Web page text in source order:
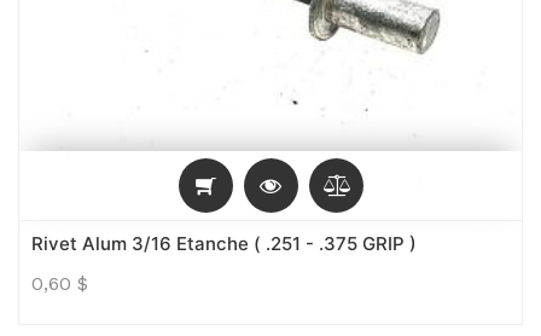
Rivet Alum 3/16 Etanche ( .251 - .375 GRIP )
0,60 $